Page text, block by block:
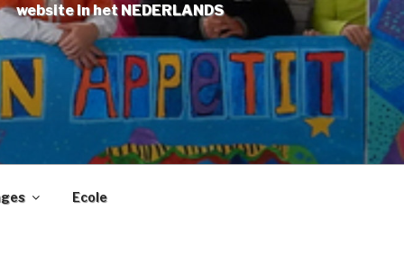
website in het NEDERLANDS
Ecole